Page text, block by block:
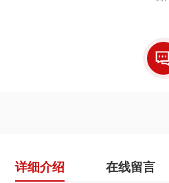
详细介绍 在线留言